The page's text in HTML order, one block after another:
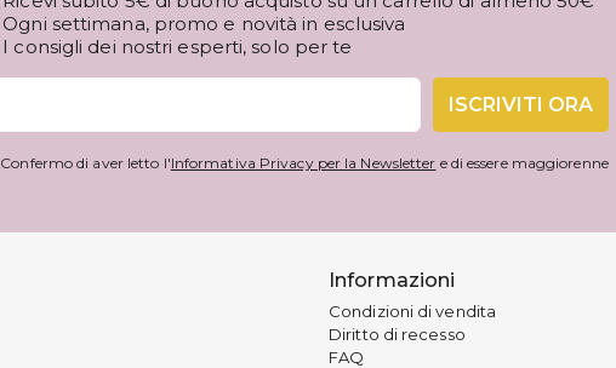
Ogni settimana, promo e novità in esclusiva
I consigli dei nostri esperti, solo per te
ISCRIVITI ORA
Confermo di aver letto l'Informativa Privacy per la Newsletter e di essere maggiorenne
Informazioni
Condizioni di vendita
Diritto di recesso
FAQ